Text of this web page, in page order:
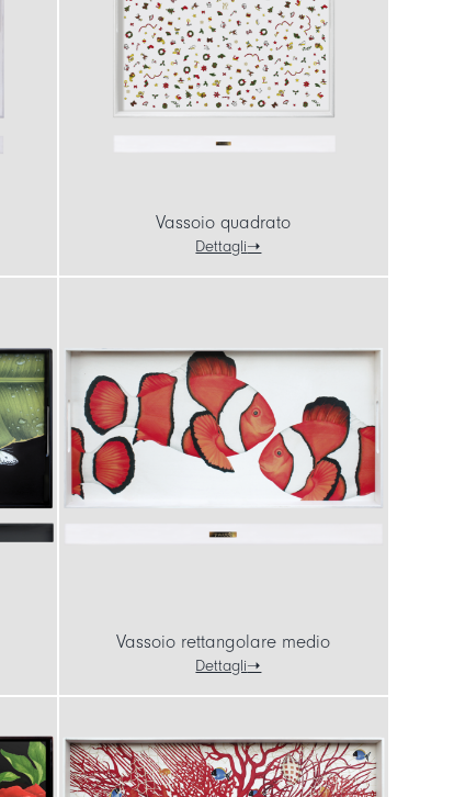
Vassoio quadrato
Dettagli
Vassoio rettangolare medio
Dettagli